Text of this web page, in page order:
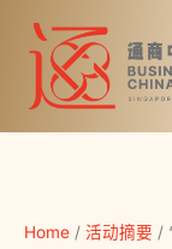
Home / 活动摘要 /